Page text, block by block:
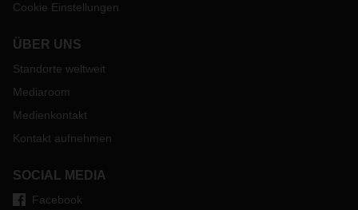
Cookie Einstellungen
ÜBER UNS
Standorte weltweit
Mediaroom
Medienkontakt
Kontakt aufnehmen
SOCIAL MEDIA
Facebook